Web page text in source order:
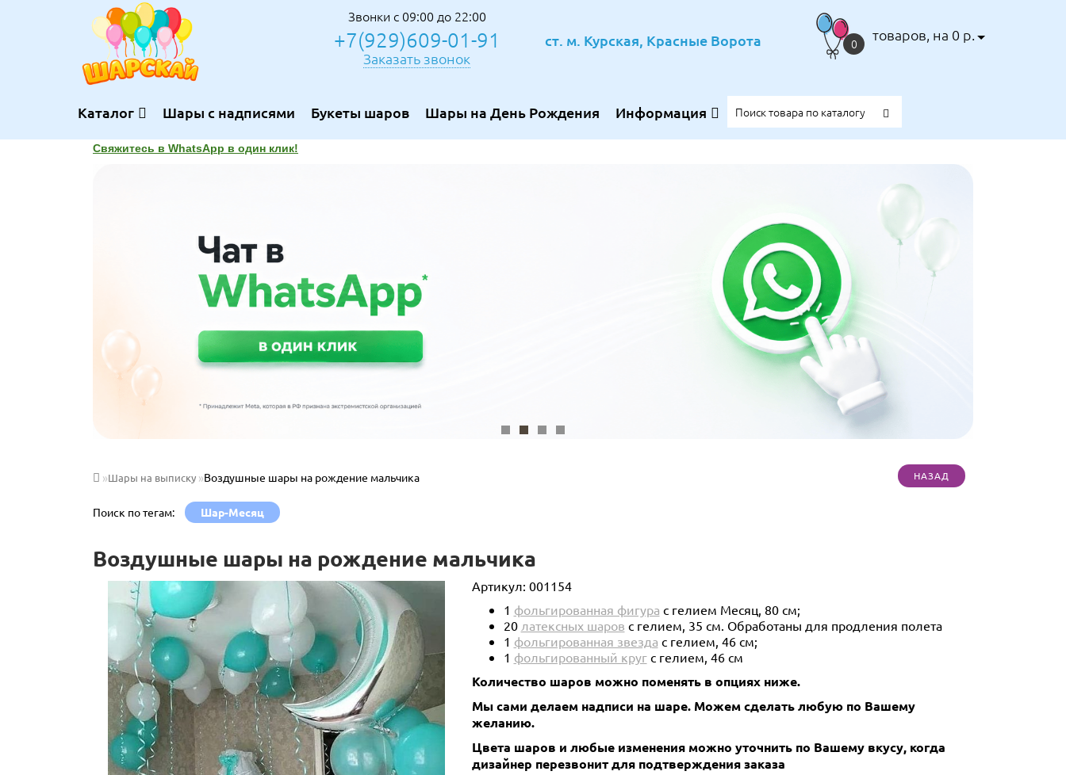
Звонки с 09:00 до 22:00
+7(929)609-01-91
Заказать звонок
ст. м. Курская, Красные Ворота 0 товаров, на 0 р.
Каталог Шары с надписями Букеты шаров Шары на День Рождения Информация
Свяжитесь в WhatsApp в один клик!
Шары на выписку Воздушные шары на рождение мальчика
Поиск по тегам: Шар-Месяц
Воздушные шары на рождение мальчика
Артикул: 001154
1 фольгированная фигура с гелием Месяц, 80 см;
20 латексных шаров с гелием, 35 см. Обработаны для продления полета
1 фольгированная звезда с гелием, 46 см;
1 фольгированный кругс гелием, 46 см
Количество шаров можно поменять в опциях ниже.
Мы сами делаем надписи на шаре. Можем сделать любую по Вашему
желанию.
Цвета шаров и любые изменения можно уточнить по Вашему вкусу, когда
дизайнер перезвонит для подтверждения заказа